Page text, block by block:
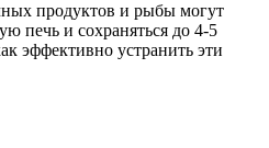
продуктов и рыбы могут
печь и сохраняться до 4-5
эффективно устранить эти